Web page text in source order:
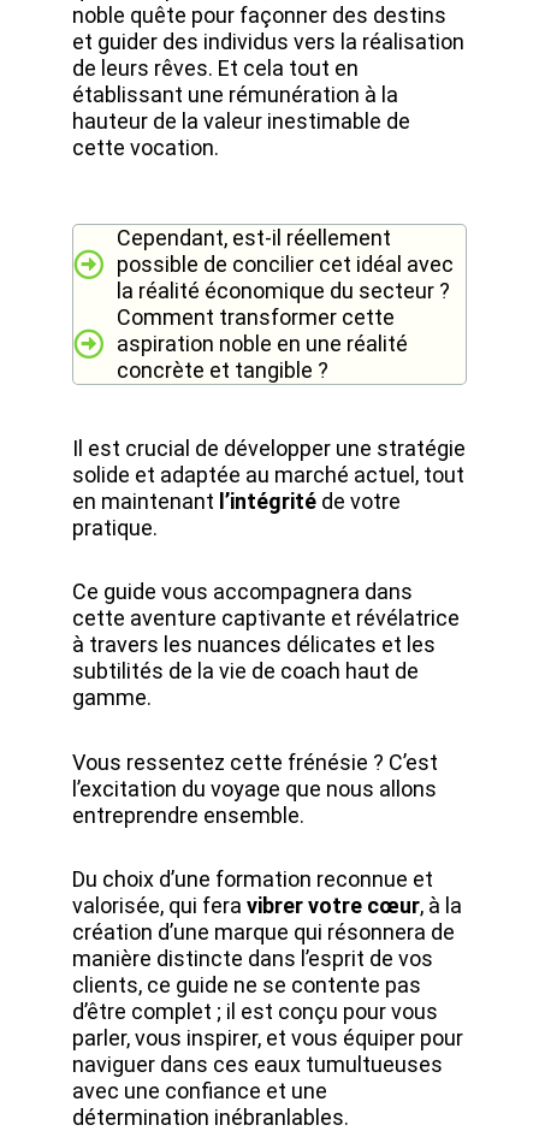
noble quête pour façonner des destins
et guider des individus vers la réalisation
de leurs rêves. Et cela tout en
établissant une rémunération à la
hauteur de la valeur inestimable de
cette vocation.
Cependant, est-il réellement
possible de concilier cet idéal avec
la réalité économique du secteur ?
Comment transformer cette
aspiration noble en une réalité
concrète et tangible ?
Il est crucial de développer une stratégie
solide et adaptée au marché actuel, tout
en maintenant l’intégrité de votre
pratique.
Ce guide vous accompagnera dans
cette aventure captivante et révélatrice
à travers les nuances délicates et les
subtilités de la vie de coach haut de
gamme.
Vous ressentez cette frénésie ? C’est
l’excitation du voyage que nous allons
entreprendre ensemble.
Du choix d’une formation reconnue et
valorisée, qui fera vibrer votre cœur, à la
création d’une marque qui résonnera de
manière distincte dans l’esprit de vos
clients, ce guide ne se contente pas
d’être complet ; il est conçu pour vous
parler, vous inspirer, et vous équiper pour
naviguer dans ces eaux tumultueuses
avec une confiance et une
détermination inébranlables.